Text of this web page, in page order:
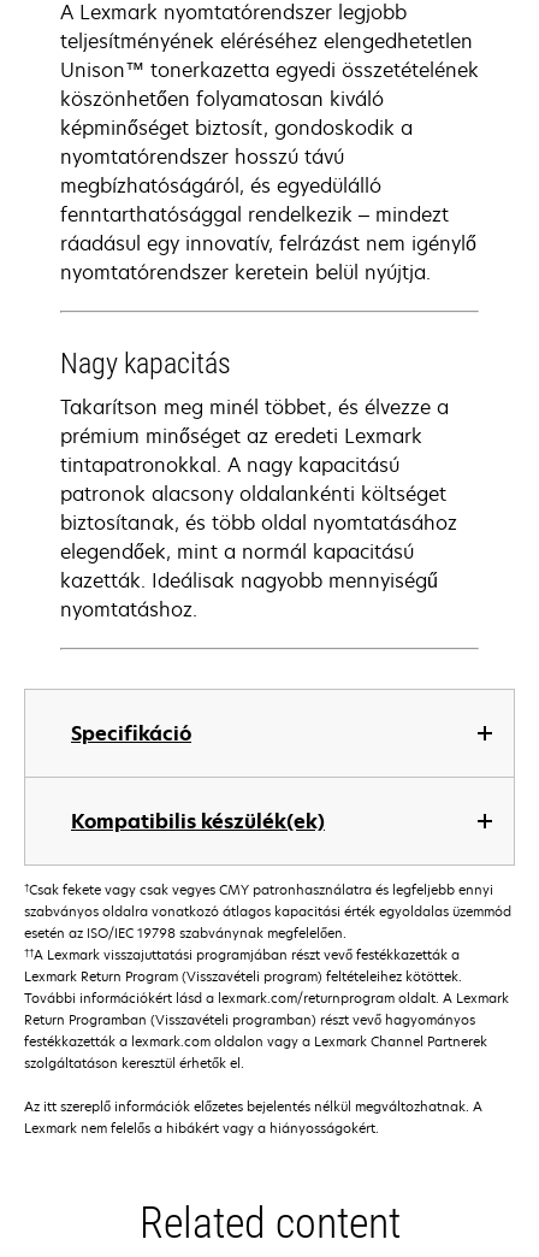
Specifikáció
Kompatibilis készülék(ek)
A Lexmark nyomtatórendszer legjobb
teljesítményének eléréséhez elengedhetetlen
Unison™ tonerkazetta egyedi összetételének
köszönhetően folyamatosan kiváló
képminőséget biztosít, gondoskodik a
nyomtatórendszer hosszú távú
megbízhatóságáról, és egyedülálló
fenntarthatósággal rendelkezik – mindezt
ráadásul egy innovatív, felrázást nem igénylő
nyomtatórendszer keretein belül nyújtja.
Nagy kapacitás
Takarítson meg minél többet, és élvezze a
prémium minőséget az eredeti Lexmark
tintapatronokkal. A nagy kapacitású
patronok alacsony oldalankénti költséget
biztosítanak, és több oldal nyomtatásához
elegendőek, mint a normál kapacitású
kazetták. Ideálisak nagyobb mennyiségű
nyomtatáshoz.
†Csak fekete vagy csak vegyes CMY patronhasználatra és legfeljebb ennyi
szabványos oldalra vonatkozó átlagos kapacitási érték egyoldalas üzemmód
esetén az ISO/IEC 19798 szabványnak megfelelően.
††A Lexmark visszajuttatási programjában részt vevő festékkazetták a
Lexmark Return Program (Visszavételi program) feltételeihez kötöttek.
További információkért lásd a lexmark.com/returnprogram oldalt. A Lexmark
Return Programban (Visszavételi programban) részt vevő hagyományos
festékkazetták a lexmark.com oldalon vagy a Lexmark Channel Partnerek
szolgáltatáson keresztül érhetők el.
Az itt szereplő információk előzetes bejelentés nélkül megváltozhatnak. A
Lexmark nem felelős a hibákért vagy a hiányosságokért.
Related content